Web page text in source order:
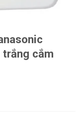
trắng cắm